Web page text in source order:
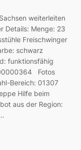
weiterleiten
Details: Menge: 23
Freischwinger
schwarz
funktionsfähig
Fotos
Bereich: 01307
Hilfe beim
aus der Region: